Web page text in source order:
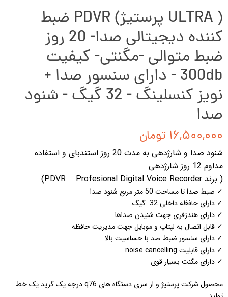
( ULTRA پرستیژ) PDVR ضبط
کننده دیجیتالی صدا- 20 روز
ضبط متوالی -مگنتی- کیفیت
300db - دارای سنسور صدا +
نویز کنسلینگ - 32 گیگ - شنود
صدا
۱۶,۵۰۰,۰۰۰ تومان
شنود صدا و شارژدهی به مدت 20 روز استندبای و استفاده
مداوم 12 روز شارژدهی
( برند PDVR Profesional Digital Voice Recorder)
✓ ضبط صدا تا مساحت 50 متر مربع شنود صدا
✓ دارای حافظه داخلی 32 گیگ
✓ دارای هندزفری جهت شنیدن صداها
✓ قابل اتصال به لپتاپ و موبایل جهت مدیریت حافظه
✓ دارای سنسور ضبط صد با حساسیت بالا
✓ دارای قابلیت noise cancelling
✓ دارای مگنت بسیار قوی
محصول شرکت پرستیژ و از سری دستگاه های q76 درجه یک گرید یک خط